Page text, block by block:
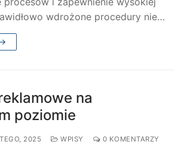
wdrożone procedury nie…
na
poziomie
2025 WPISY 0 KOMENTARZY